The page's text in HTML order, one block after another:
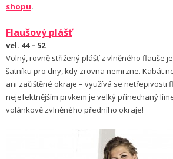
shopu.
Flaušový plášť
vel. 44 – 52
Volný, rovně střižený plášť z vlněného flauše
šatníku pro dny, kdy zrovna nemrzne. Kabát
ani začištěné okraje – využívá se netřepivosti
nejefektnějším prvkem je velký přinechaný
volánkově zvlněného předního okraje!